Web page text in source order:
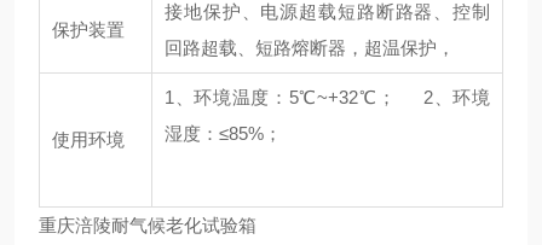
保护装置
接地保护、电源超载短路断路器、控制
回路超载、短路熔断器，超温保护，
使用环境
1、环境温度：5℃~+32℃； 2、环境
湿度：≤85%；
重庆涪陵耐气候老化试验箱